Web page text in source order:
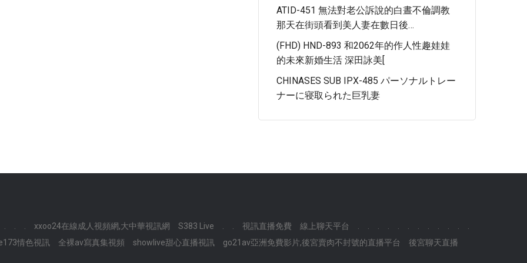
ATID-451 無法對老公訴說的白晝不倫調教
那天在街頭看到美人妻在數日後…
(FHD) HND-893 和2062年的作人性趣娃娃
的未來新婚生活 深田詠美[
CHINASES SUB IPX-485 パーソナルトレー
ナーに寝取られた巨乳妻
xxoo24在線成人視頻網,大中華視訊網 S383 Live 視訊直播免費 線上聊天平台
情色視訊 全裸av寫真集視頻 showlive甜心直播視訊 go21av亞洲免費影片,後宮賣肉不封號的直播平台 後宮聊天直播